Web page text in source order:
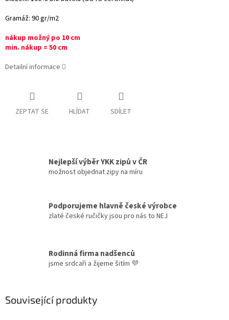
Gramáž: 90 gr/m2
nákup možný po 10 cm
min. nákup = 50 cm
Detailní informace
ZEPTAT SE HLÍDAT SDÍLET
Nejlepší výběr YKK zipů v ČR
možnost objednat zipy na míru
Podporujeme hlavně české výrobce
zlaté české ručičky jsou pro nás to NEJ
Rodinná firma nadšenců
jsme srdcaři a žijeme šitím 💜
Související produkty